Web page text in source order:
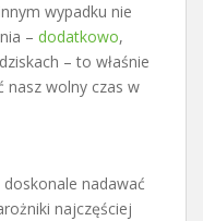
wypadku nie
– dodatkowo,
– to właśnie
nasz wolny czas w
nadawać
najczęściej